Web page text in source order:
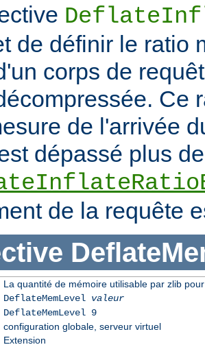
de définir le ratio
corps de
Ce
de l'arrivée
dépassé plus de
de la requête
La quantité de mémoire utilisable par zlib
DeflateMemLevel valeur
DeflateMemLevel 9
configuration globale, serveur virtuel
Extension